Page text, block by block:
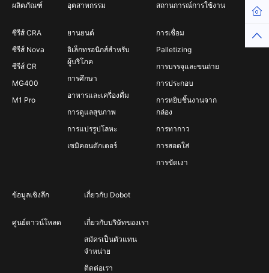
ผลิตภัณฑ์
ซีรีส์ CRA
ซีรีส์ Nova
ซีรีส์ CR
MG400
M1 Pro
อุตสาหกรรม
ยานยนต์
อิเล็กทรอนิกส์สำหรับ
ผู้บริโภค
การศึกษา
อาหารและเครื่องดื่ม
การดูแลสุขภาพ
การแปรรูปโลหะ
เซมิคอนดักเตอร์
สถานการณ์การใช้งาน
การเชื่อม
Palletizing
การบรรจุและขนถ่าย
การประกอบ
การหยิบชิ้นงานจาก
กล่อง
การทากาว
การสอดใส่
การขัดเงา
ข้อมูลเชิงลึก
ศูนย์ดาวน์โหลด
เกี่ยวกับ Dobot
เกี่ยวกับบริษัทของเรา
สมัครเป็นตัวแทน
จำหน่าย
ติดต่อเรา
Top